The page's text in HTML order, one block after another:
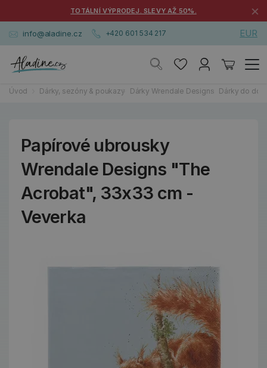
TOTÁLNÍ VÝPRODEJ. SLEVY AŽ 50%. ×
info@aladine.cz +420 601 534 217 EUR
Úvod Dárky, sezóny & poukazy Dárky Wrendale Designs Dárky do
Papírové ubrousky
Wrendale Designs "The
Acrobat", 33x33 cm -
Veverka